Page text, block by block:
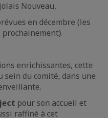
Nouveau,
en décembre (les
enrichissantes, cette
sein du comité, dans une
pour son accueil et
raffiné à cet